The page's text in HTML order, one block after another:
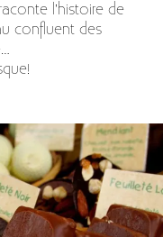
l’histoire de
confluent des